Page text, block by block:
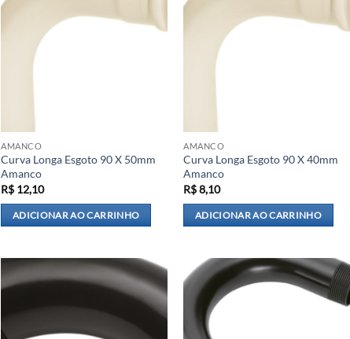
AMANCO
Curva Longa Esgoto 90 X 50mm
Amanco
R$ 12,10
ADICIONAR AO CARRINHO
AMANCO
Curva Longa Esgoto 90 X 40mm
Amanco
R$8,10
ADICIONAR AO CARRINHO